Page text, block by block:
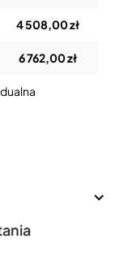
4 508,00 zł
6 762,00 zł